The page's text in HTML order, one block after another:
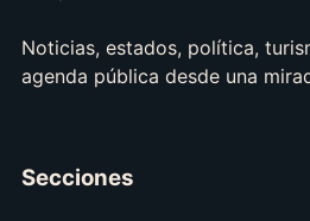
Noticias, estados, política,
agenda pública desde una
Secciones